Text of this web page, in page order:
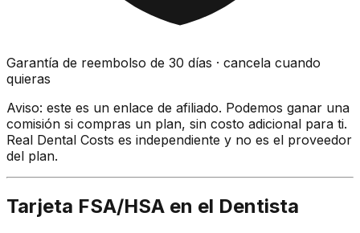
Garantía de reembolso de 30 días · cancela cuando
quieras
Aviso: este es un enlace de afiliado. Podemos ganar una
comisión si compras un plan, sin costo adicional para ti.
Real Dental Costs es independiente y no es el proveedor
del plan.
Tarjeta FSA/HSA en el Dentista